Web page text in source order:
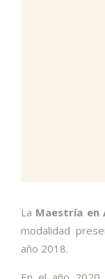
La Maestría en
modalidad
año 2018.